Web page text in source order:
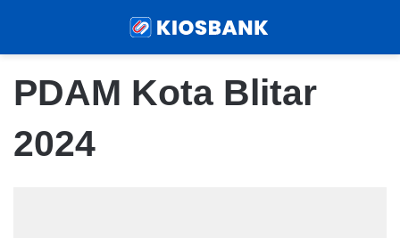
PDAM Kota Blitar
2024